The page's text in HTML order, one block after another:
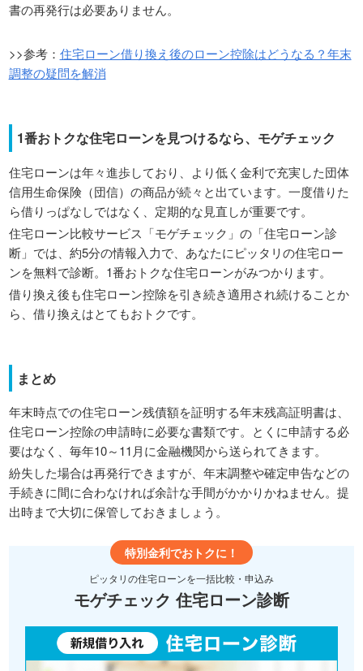
書の再発行は必要ありません。
>>参考： 住宅ローン借り換え後のローン控除はどうなる？年末
調整の疑問を解消
1番おトクな住宅ローンを見つけるなら、モゲチェック
住宅ローンは年々進歩しており、より低く金利で充実した団体
信用生命保険（団信）の商品が続々と出ています。一度借りた
ら借りっぱなしではなく、定期的な見直しが重要です。
住宅ローン比較サービス「モゲチェック」の「住宅ローン診
断」では、約5分の情報入力で、あなたにピッタリの住宅ロー
ンを無料で診断。1番おトクな住宅ローンがみつかります。
借り換え後も住宅ローン控除を引き続き適用され続けることか
ら、借り換えはとてもおトクです。
まとめ
年末時点での住宅ローン残債額を証明する年末残高証明書は、
住宅ローン控除の申請時に必要な書類です。とくに申請する必
要はなく、毎年10～11月に金融機関から送られてきます。
紛失した場合は再発行できますが、年末調整や確定申告などの
手続きに間に合わなければ余計な手間がかかりかねません。提
出時まで大切に保管しておきましょう。
特別金利でおトクに！
ピッタリの住宅ローンを一括比較・申込み
モゲチェック 住宅ローン診断